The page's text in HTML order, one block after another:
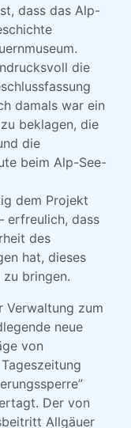
dass das Alp-
die
damals war ein
beklagen, die
die
beim Alp-See-
dem Projekt
erfreulich, dass
des
hat, dieses
zu bringen.
Verwaltung zum
neue
von
Der von
Allgäuer